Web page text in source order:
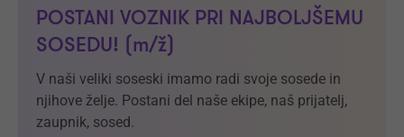
POSTANI VOZNIK PRI NAJBOLJŠEMU
SOSEDU! (m/ž)
V naši veliki soseski imamo radi svoje sosede in
njihove želje. Postani del naše ekipe, naš prijatelj,
zaupnik, sosed.